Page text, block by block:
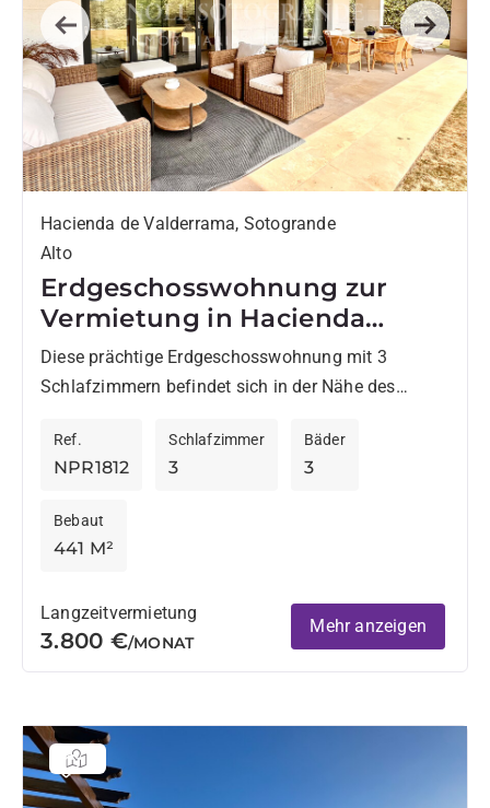
Previous Next
Hacienda de Valderrama, Sotogrande
Alto
Erdgeschosswohnung zur
Vermietung in Hacienda
Valderrama
Diese prächtige Erdgeschosswohnung mit 3
Schlafzimmern befindet sich in der Nähe des
zeichnet sich durch ihre Großzügigkeit und
insbesondere...
NPR1812
Ref.
3
Schlafzimmer
3
Bäder
441 M²
Bebaut
Langzeitvermietung
3.800 €/MONAT
Mehr anzeigen